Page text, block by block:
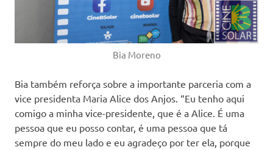
Bia Moreno
Bia também reforça sobre a importante parceria com a
vice presidenta Maria Alice dos Anjos. “Eu tenho aqui
comigo a minha vice-presidente, que é a Alice. É uma
pessoa que eu posso contar, é uma pessoa que tá
sempre do meu lado e eu agradeço por ter ela, porque